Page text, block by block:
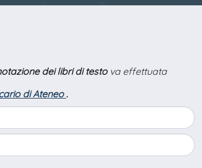
dei libri di testova effettuata
di Ateneo .